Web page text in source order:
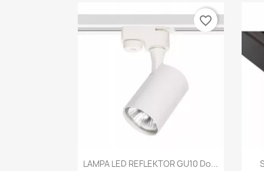
Szybki podgląd
LAMPA LED REFLEKTOR GU10 Do...
favorite_border